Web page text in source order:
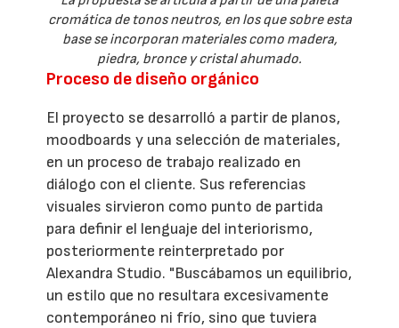
cromática de tonos neutros, en los que sobre esta
base se incorporan materiales como madera,
piedra, bronce y cristal ahumado.
Proceso de diseño orgánico
El proyecto se desarrolló a partir de planos,
moodboards y una selección de materiales,
en un proceso de trabajo realizado en
diálogo con el cliente. Sus referencias
visuales sirvieron como punto de partida
para definir el lenguaje del interiorismo,
posteriormente reinterpretado por
Alexandra Studio. "Buscábamos un equilibrio,
un estilo que no resultara excesivamente
contemporáneo ni frío, sino que tuviera